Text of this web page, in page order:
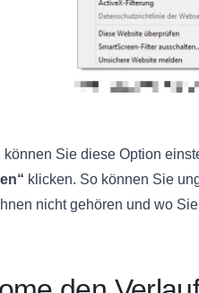
können Sie diese Option
klicken. So können Sie
nicht gehören und wo